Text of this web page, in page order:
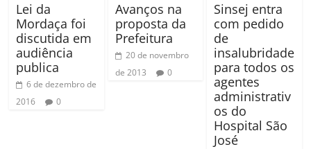
Lei da
Mordaça foi
discutida em
audiência
publica
6 de dezembro de
2016
0
Avanços na
proposta da
Prefeitura
20 de novembro
de 2013
0
Sinsej entra
com pedido
de
insalubridade
para todos os
agentes
administrativ
os do
Hospital São
José